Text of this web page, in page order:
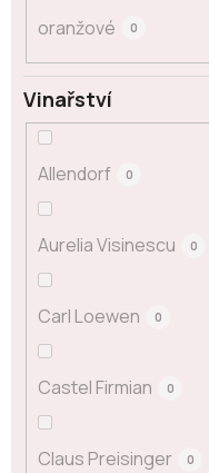
oranžové 0
Vinařství
Allendorf 0
Aurelia Visinescu 0
Carl Loewen 0
Castel Firmian 0
Claus Preisinger 0